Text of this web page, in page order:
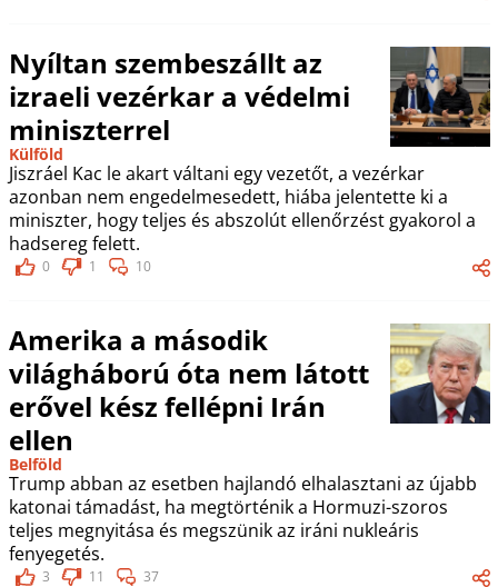
Nyíltan szembeszállt az
izraeli vezérkar a védelmi
miniszterrel
Külföld
Jiszráel Kac le akart váltani egy vezetőt, a vezérkar
azonban nem engedelmesedett, hiába jelentette ki a
miniszter, hogy teljes és abszolút ellenőrzést gyakorol a
hadsereg felett.
0 1 10
Amerika a második
világháború óta nem látott
erővel kész fellépni Irán
ellen
Belföld
Trump abban az esetben hajlandó elhalasztani az újabb
katonai támadást, ha megtörténik a Hormuzi-szoros
teljes megnyitása és megszünik az iráni nukleáris
fenyegetés.
3 11 37